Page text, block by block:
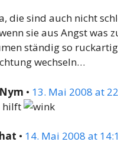
die sind auch nicht
sie aus Angst was
ständig so
wechseln…
• 13. Mai 2008 at
hilft
• 14. Mai 2008 at